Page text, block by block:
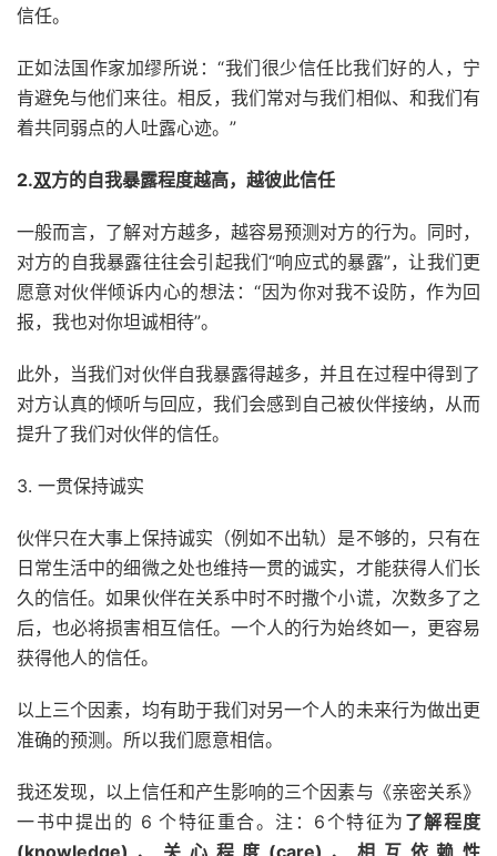
信任。
正如法国作家加缪所说：“我们很少信任比我们好的人，宁
肯避免与他们来往。相反，我们常对与我们相似、和我们有
着共同弱点的人吐露心迹。”
2.双方的自我暴露程度越高，越彼此信任
一般而言，了解对方越多，越容易预测对方的行为。同时，
对方的自我暴露往往会引起我们“响应式的暴露”，让我们更
愿意对伙伴倾诉内心的想法：“因为你对我不设防，作为回
报，我也对你坦诚相待”。
此外，当我们对伙伴自我暴露得越多，并且在过程中得到了
对方认真的倾听与回应，我们会感到自己被伙伴接纳，从而
提升了我们对伙伴的信任。
3. 一贯保持诚实
伙伴只在大事上保持诚实（例如不出轨）是不够的，只有在
日常生活中的细微之处也维持一贯的诚实，才能获得人们长
久的信任。如果伙伴在关系中时不时撒个小谎，次数多了之
后，也必将损害相互信任。一个人的行为始终如一，更容易
获得他人的信任。
以上三个因素，均有助于我们对另一个人的未来行为做出更
准确的预测。所以我们愿意相信。
我还发现，以上信任和产生影响的三个因素与《亲密关系》
一书中提出的 6 个特征重合。注：6个特征为 了解程度
(knowledge)、关心程度(care)、相互依赖性